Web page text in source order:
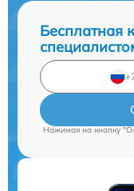
Бесплатная
Нажимая на кнопку